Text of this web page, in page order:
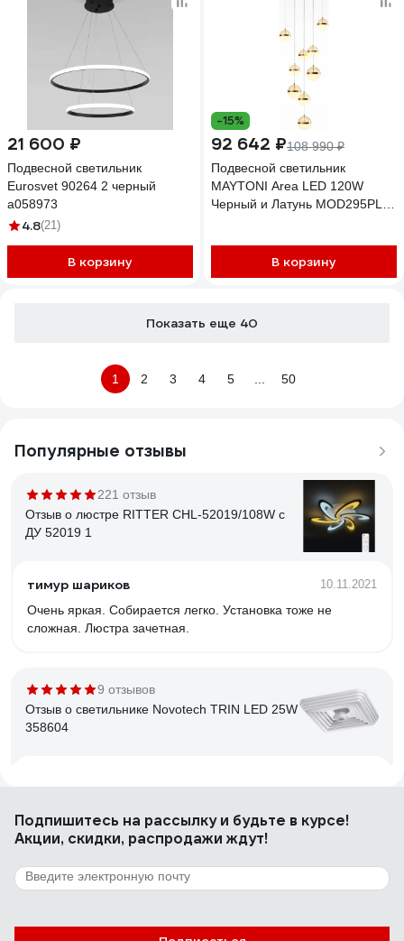
21 600 ₽
Подвесной светильник
Eurosvet 90264 2 черный
a058973
4.8(21)
В корзину
-15%
92 642 ₽108 990 ₽
Подвесной светильник
MAYTONI Area LED 120W
Черный и Латунь MOD295PL-
В корзину
Показать еще 40
1 2 3 4 5 50
Популярные отзывы
221 отзыв
Отзыв о люстре RITTER CHL-52019/108W с
ДУ 52019 1
тимур шариков 10.11.2021
Очень яркая. Собирается легко. Установка тоже не
сложная. Люстра зачетная.
9 отзывов
Отзыв о светильнике Novotech TRIN LED 25W
358604
251 отзыв
Отзыв о люстре RITTER ROLO с ДУ 52Вт,
Подпишитесь на рассылкуи будьте в курсе!
Акции, скидки, распродажи ждут!